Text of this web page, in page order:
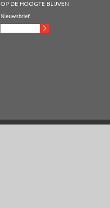
OP DE HOOGTE BLIJVEN
Nieuwsbrief